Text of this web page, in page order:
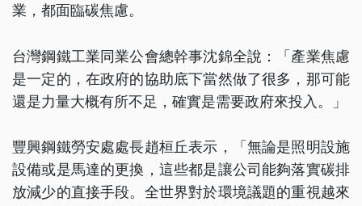
業，都面臨碳焦慮。
台灣鋼鐵工業同業公會總幹事沈錦全說：「產業焦慮
是一定的，在政府的協助底下當然做了很多，那可能
還是力量大概有所不足，確實是需要政府來投入。」
豐興鋼鐵勞安處處長趙桓丘表示，「無論是照明設施
設備或是馬達的更換，這些都是讓公司能夠落實碳排
放減少的直接手段。全世界對於環境議題的重視越來